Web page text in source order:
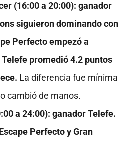
(16:00 a 20:00): ganador
siguieron dominando con
Perfecto empezó a
promedió 4.2 puntos
La diferencia fue mínima
cambió de manos.
a 24:00): ganador Telefe.
Perfecto y Gran